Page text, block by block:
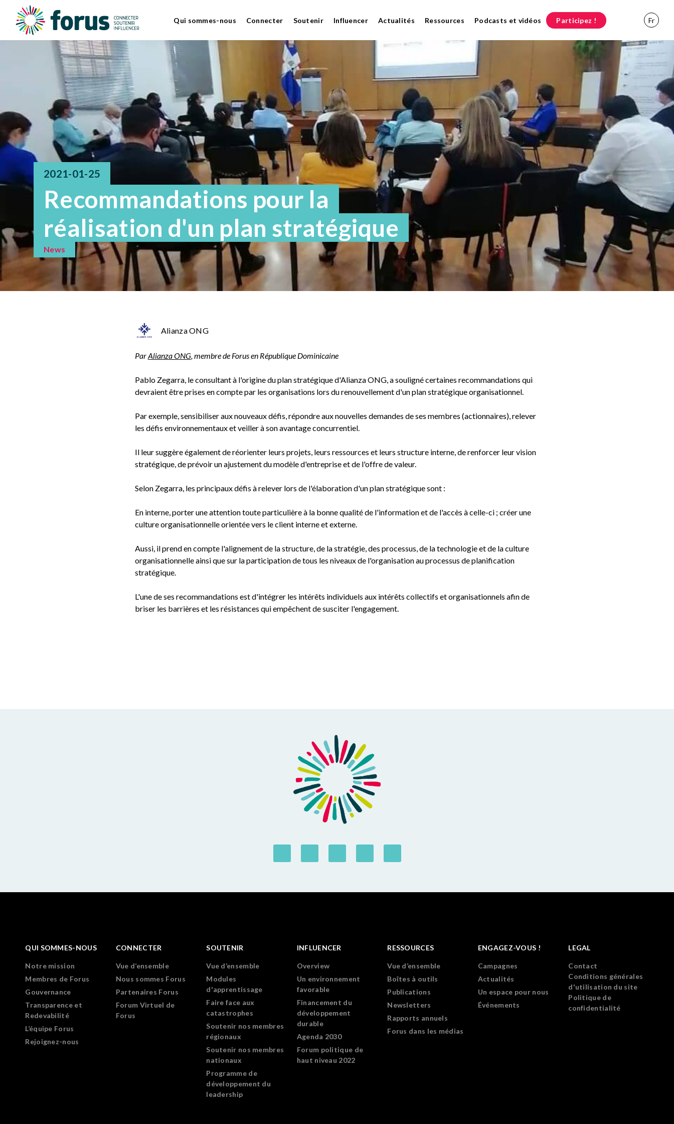
Qui sommes-nous Connecter Soutenir Influencer Actualités Ressources Podcasts et vidéos Participez ! Fr
2021-01-25
Recommandations pour la
réalisation d'un plan stratégique
News
Alianza ONG
ParAlianza ONG, membre de Forus en République Dominicaine
Pablo Zegarra, le consultant à l'origine du plan stratégique d'Alianza ONG, a souligné certaines recommandations qui
devraient être prises en compte par les organisations lors du renouvellement d'un plan stratégique organisationnel.
Par exemple, sensibiliser aux nouveaux défis, répondre aux nouvelles demandes de ses membres (actionnaires), relever
les défis environnementaux et veiller à son avantage concurrentiel.
Il leur suggère également de réorienter leurs projets, leurs ressources et leurs structure interne, de renforcer leur vision
stratégique, de prévoir un ajustement du modèle d'entreprise et de l'offre de valeur.
Selon Zegarra, les principaux défis à relever lors de l'élaboration d'un plan stratégique sont :
En interne, porter une attention toute particulière à la bonne qualité de l'information et de l'accès à celle-ci ; créer une
culture organisationnelle orientée vers le client interne et externe.
Aussi, il prend en compte l'alignement de la structure, de la stratégie, des processus, de la technologie et de la culture
organisationnelle ainsi que sur la participation de tous les niveaux de l'organisation au processus de planification
stratégique.
L'une de ses recommandations est d'intégrer les intérêts individuels aux intérêts collectifs et organisationnels afin de
briser les barrières et les résistances qui empêchent de susciter l'engagement.
QUI SOMMES-NOUS
Notre mission
Membres de Forus
Gouvernance
Transparence et
Redevabilité
L’équipe Forus
Rejoignez-nous
CONNECTER
Vue d’ensemble
Nous sommes Forus
Partenaires Forus
Forum Virtuel de
Forus
SOUTENIR
Vue d’ensemble
Modules
d'apprentissage
Faire face aux
catastrophes
Soutenir nos membres
régionaux
Soutenir nos membres
nationaux
Programme de
développement du
leadership
INFLUENCER
Overview
Un environnement
favorable
Financement du
développement
durable
Agenda 2030
Forum politique de
haut niveau 2022
RESSOURCES
Vue d’ensemble
Boîtes à outils
Publications
Newsletters
Rapports annuels
Forus dans les médias
ENGAGEZ-VOUS !
Campagnes
Actualités
Un espace pour nous
Événements
LEGAL
Contact
Conditions générales
d'utilisation du site
Politique de
confidentialité